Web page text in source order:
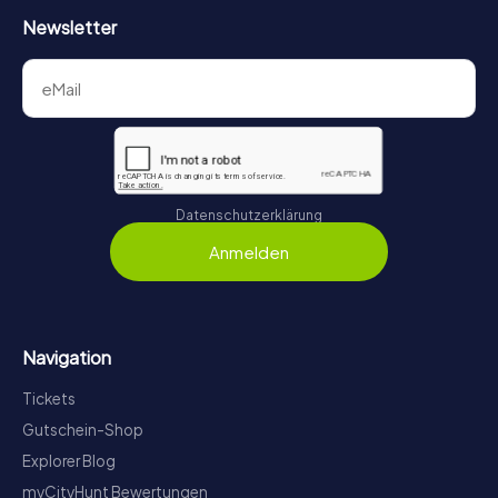
Newsletter
Datenschutzerklärung
Anmelden
Navigation
Tickets
Gutschein-Shop
Explorer Blog
myCityHunt Bewertungen